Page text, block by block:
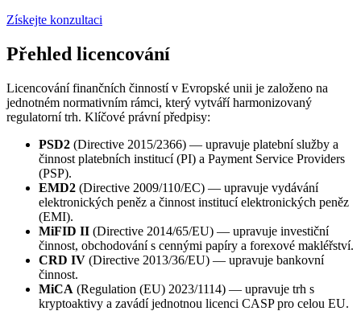
Získejte konzultaci
Přehled licencování
Licencování finančních činností v Evropské unii je založeno na
jednotném normativním rámci, který vytváří harmonizovaný
regulatorní trh. Klíčové právní předpisy:
PSD2 (Directive 2015/2366) — upravuje platební služby a
činnost platebních institucí (PI) a Payment Service Providers
(PSP).
EMD2 (Directive 2009/110/EC) — upravuje vydávání
elektronických peněz a činnost institucí elektronických peněz
(EMI).
MiFID II (Directive 2014/65/EU) — upravuje investiční
činnost, obchodování s cennými papíry a forexové makléřství.
CRD IV (Directive 2013/36/EU) — upravuje bankovní
činnost.
MiCA (Regulation (EU) 2023/1114) — upravuje trh s
kryptoaktivy a zavádí jednotnou licenci CASP pro celou EU.